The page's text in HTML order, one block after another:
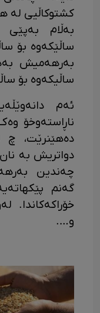
کشتوکاڵیی لە
بەڵام بەپێی
ساڵێکەوە بۆ
بەرهەمیش
ساڵیکەوە بۆ
ئەم
ناڕاستەوخۆ
دەهێنرێت، چ
دواتریش بە
چەندین
گەنم
خۆراکەکاندا.
و….